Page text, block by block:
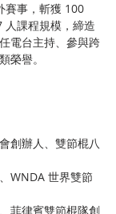
賽事，斬獲 100
課程規模，締造
電台主持、參與跨
榮譽。
創辦人、雙節棍八
WNDA 世界雙節
菲律賓雙節棍隊創